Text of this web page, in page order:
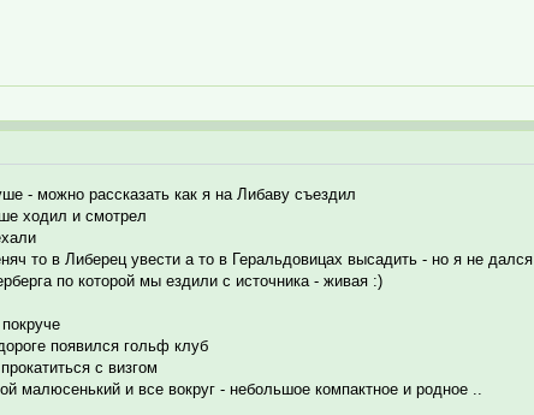
- можно рассказать как я на Либаву съездил
ходил и смотрел
то в Либерец увести а то в Геральдовицах высадить - но я не дался
по которой мы ездили с источника - живая :)
появился гольф клуб
с визгом
малюсенький и все вокруг - небольшое компактное и родное ..